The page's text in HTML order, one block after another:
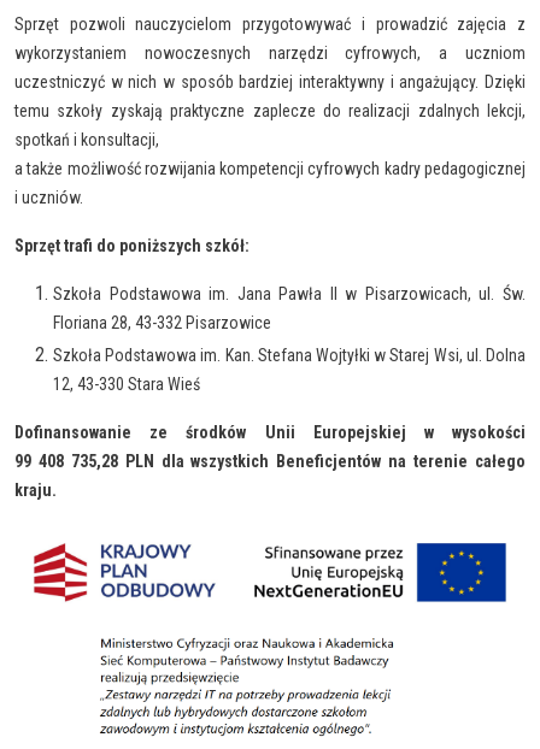
Sprzęt pozwoli nauczycielom przygotowywać i prowadzić zajęcia z
wykorzystaniem nowoczesnych narzędzi cyfrowych, a uczniom
uczestniczyć w nich w sposób bardziej interaktywny i angażujący. Dzięki
temu szkoły zyskają praktyczne zaplecze do realizacji zdalnych lekcji,
spotkań i konsultacji,
a także możliwość rozwijania kompetencji cyfrowych kadry pedagogicznej
i uczniów.
Sprzęt trafi do poniższych szkół:
Szkoła Podstawowa im. Jana Pawła II w Pisarzowicach, ul. Św.
Floriana 28, 43-332 Pisarzowice
Szkoła Podstawowa im. Kan. Stefana Wojtyłki w Starej Wsi, ul. Dolna
12, 43-330 Stara Wieś
Dofinansowanie ze środków Unii Europejskiej w wysokości
99 408 735,28 PLN dla wszystkich Beneficjentów na terenie całego
kraju.